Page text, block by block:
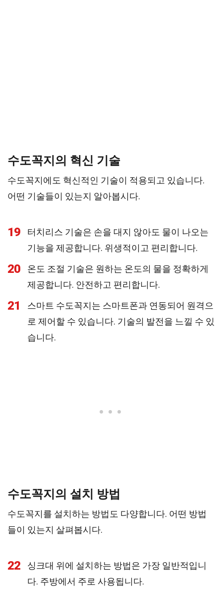
수도꼭지의 혁신 기술
수도꼭지에도 혁신적인 기술이 적용되고 있습니다.
어떤 기술들이 있는지 알아봅시다.
19
터치리스 기술은 손을 대지 않아도 물이 나오는
기능을 제공합니다. 위생적이고 편리합니다.
20
온도 조절 기술은 원하는 온도의 물을 정확하게
제공합니다. 안전하고 편리합니다.
21
스마트 수도꼭지는 스마트폰과 연동되어 원격으
로 제어할 수 있습니다. 기술의 발전을 느낄 수 있
습니다.
수도꼭지의 설치 방법
수도꼭지를 설치하는 방법도 다양합니다. 어떤 방법
들이 있는지 살펴봅시다.
22
싱크대 위에 설치하는 방법은 가장 일반적입니
다. 주방에서 주로 사용됩니다.